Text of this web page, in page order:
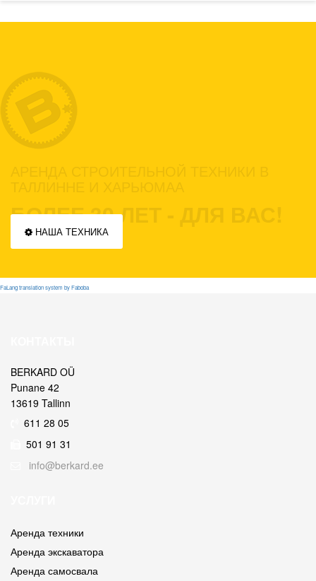
БОЛЕЕ 30 ЛЕТ - ДЛЯ ВАС!
НАША ТЕХНИКА
FaLang translation system by Faboba
BERKARD OÜ
Punane 42
13619 Tallinn
611 28 05
501 91 31
info@berkard.ee
Аренда техники
Аренда экскаватора
Аренда самосвала